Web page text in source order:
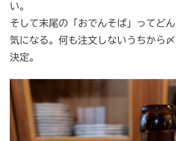
い。
そして末尾の「おでんそば」ってど
気になる。何も注文しないうちから
決定。